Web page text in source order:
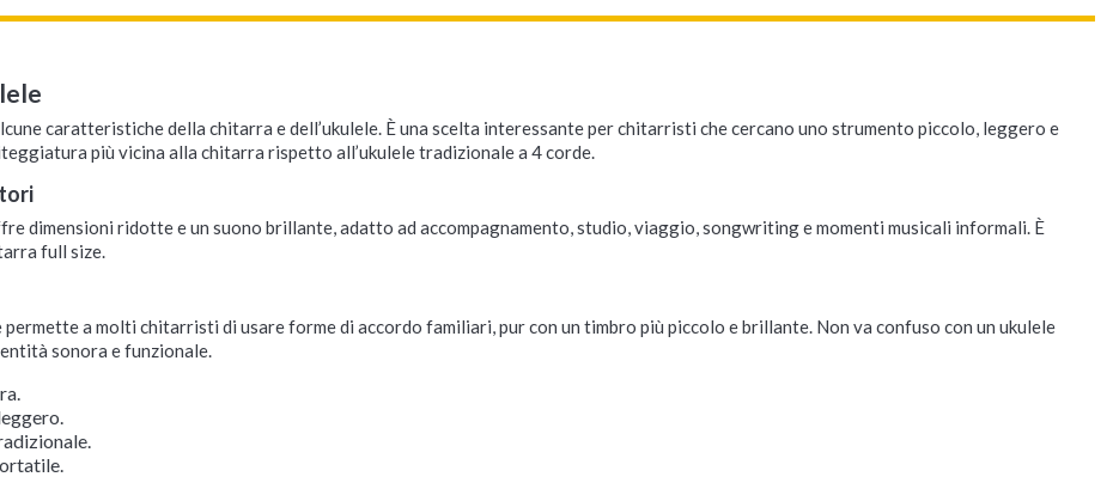
caratteristiche della chitarra e dell’ukulele. È una scelta interessante per chitarristi che cercano uno strumento piccolo, leggero e
più vicina alla chitarra rispetto all’ukulele tradizionale a 4 corde.
dimensioni ridotte e un suono brillante, adatto ad accompagnamento, studio, viaggio, songwriting e momenti musicali informali. È
full size.
a molti chitarristi di usare forme di accordo familiari, pur con un timbro più piccolo e brillante. Non va confuso con un ukulele
sonora e funzionale.